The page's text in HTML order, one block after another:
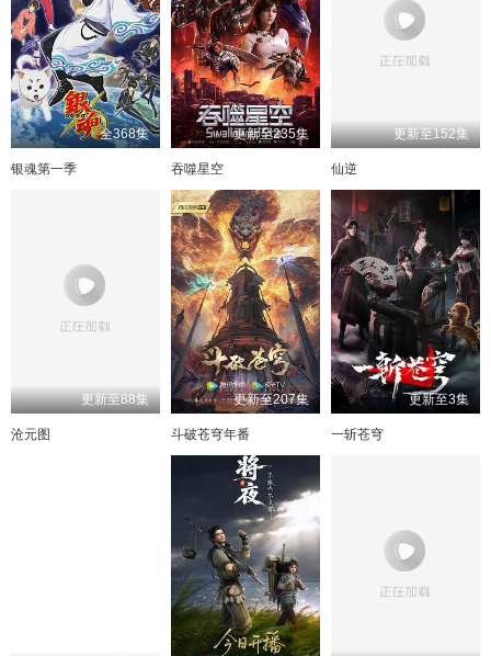
全368集
银魂第一季
更新至235集
吞噬星空
更新至152集
仙逆
更新至88集
沧元图
更新至207集
斗破苍穹年番
更新至3集
一斩苍穹